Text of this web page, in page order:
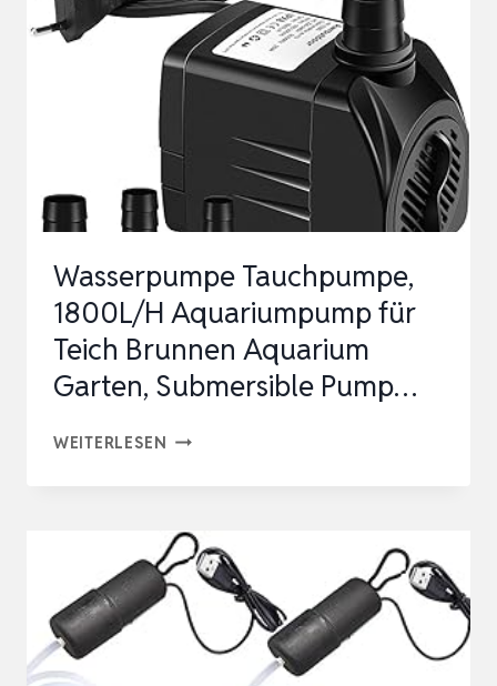
SAUERSTOFFPUMPE,4
AUSGÄNGE
AQUARIEN
Wasserpumpe Tauchpumpe,
1800L/H Aquariumpump für
Teich Brunnen Aquarium
Garten, Submersible Pump…
WEITERLESEN WASSERPUMPE
AQUARIUMPUMP
FÜR
TEICH
BRUNNEN
AQUARIUM